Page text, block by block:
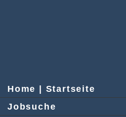
Home | Startseite
Jobsuche